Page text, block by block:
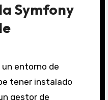
Symfony
entorno de
tener instalado
gestor de